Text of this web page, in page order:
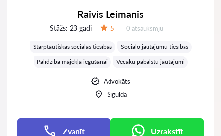
Raivis Leimanis
Stāžs: 23 gadi 5 Atsauksmes:
0 atsauksmju
Starptautiskās sociālās tiesības
Sociālo jautājumu tiesības
Palīdzība mājokļa iegūšanai
Vecāku pabalstu jautājumi
Advokāts
Sigulda
Zvanīt Uzrakstīt